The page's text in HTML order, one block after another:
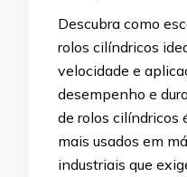
Descubra como
rolos cilíndricos
velocidade e
desempenho e
de rolos cilíndricos
mais usados em
industriais que